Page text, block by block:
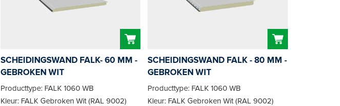
SCHEIDINGSWAND FALK- 60 MM -
GEBROKEN WIT
Producttype: FALK 1060 WB
Kleur: FALK Gebroken Wit (RAL 9002)
SCHEIDINGSWAND FALK - 80 MM -
GEBROKEN WIT
Producttype: FALK 1060 WB
Kleur: FALK Gebroken Wit (RAL 9002)